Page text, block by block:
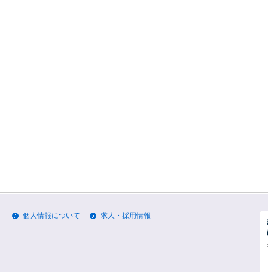
個人情報について 求人・採用情報